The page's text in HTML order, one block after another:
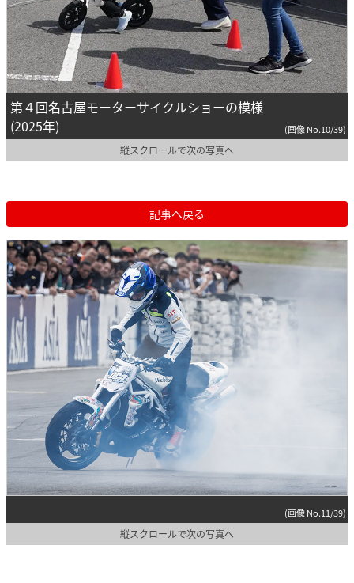
第４回名古屋モーターサイクルショーの模様
(2025年)
(画像 No.10/39)
縦スクロールで次の写真へ
記事へ戻る
(画像 No.11/39)
縦スクロールで次の写真へ